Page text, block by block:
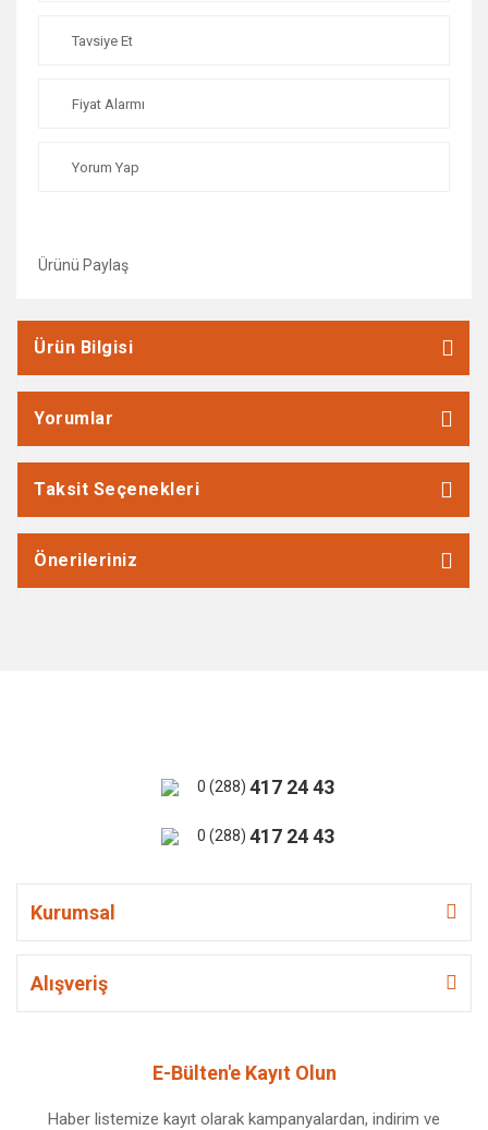
Tavsiye Et
Fiyat Alarmı
Yorum Yap
Ürünü Paylaş
Ürün Bilgisi
Yorumlar
Taksit Seçenekleri
Önerileriniz
0 (288) 417 24 43
0 (288) 417 24 43
Kurumsal
Alışveriş
E-Bülten'e Kayıt Olun
Haber listemize kayıt olarak kampanyalardan, indirim ve